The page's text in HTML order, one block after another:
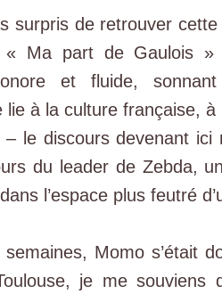
surpris de retrouver
« Ma part de Gaulois »
et fluide,
lie à la culture française,
le discours devenant
du leader de Zebda,
l’espace plus feutré
Momo s’était
je me souviens